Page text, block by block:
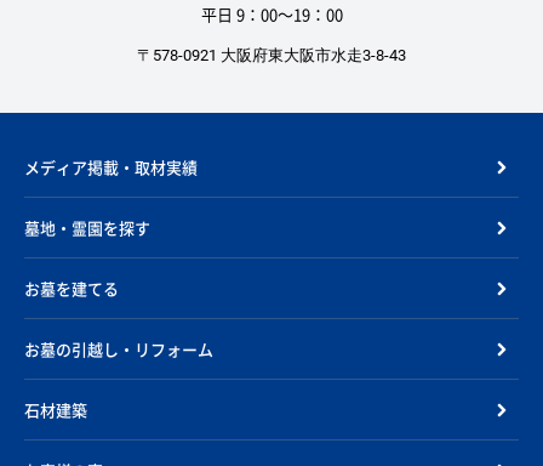
平日 9：00〜19：00
〒578-0921 大阪府東大阪市水走3-8-43
メディア掲載・取材実績
墓地・霊園を探す
お墓を建てる
お墓の引越し・リフォーム
石材建築